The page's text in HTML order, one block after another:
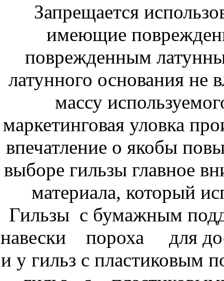
Запрещается
имеющие
поврежденным
латунного основания не
массу
маркетинговая уловка
впечатление о якобы
выборе гильзы главное
материала, который
Гильзы с бумажным
навески пороха для
и у гильз с